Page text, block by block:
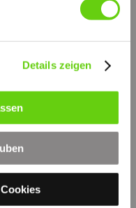
Details zeigen
Login